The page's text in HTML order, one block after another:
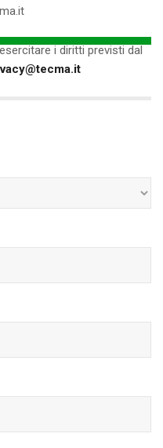
i diritti previsti dal